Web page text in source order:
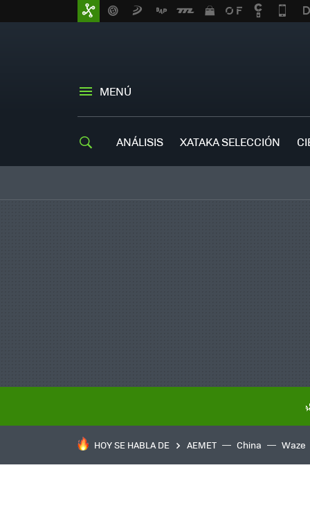
MENÚ
ANÁLISIS XATAKA SELECCIÓN
HOY SE HABLA DE AEMET China Waze